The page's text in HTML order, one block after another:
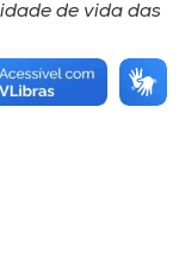
de vida das